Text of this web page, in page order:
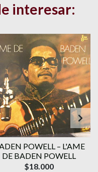
interesar:
POWELL ‎– L'AME
DE BADEN POWELL
$18.000